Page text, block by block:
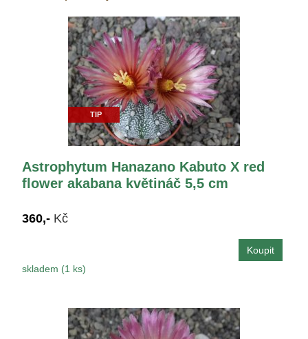
TIP
Astrophytum Hanazano Kabuto X red
flower akabana květináč 5,5 cm
360,- Kč
skladem (1 ks)